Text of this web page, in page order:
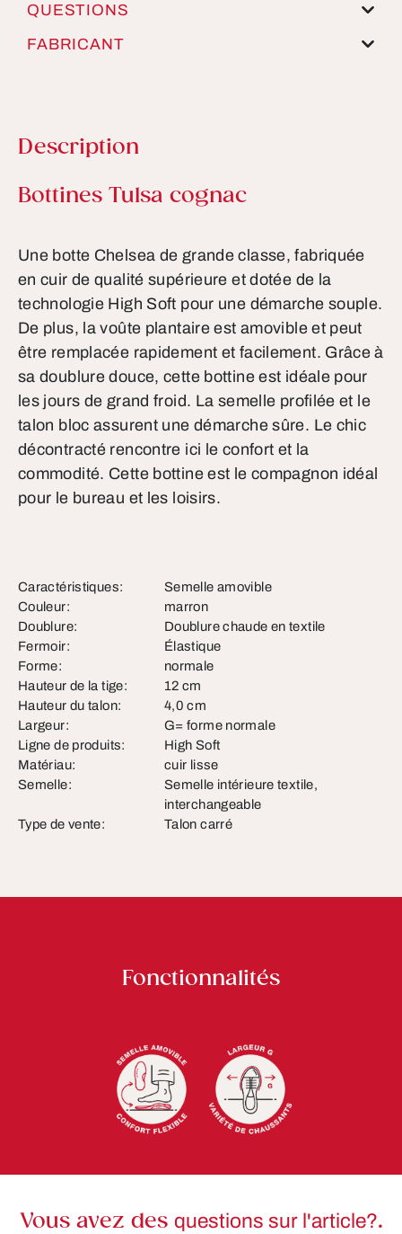
QUESTIONS
FABRICANT
Description
Informations sur le produit
Bottines Tulsa cognac
Une botte Chelsea de grande classe, fabriquée
en cuir de qualité supérieure et dotée de la
technologie High Soft pour une démarche souple.
De plus, la voûte plantaire est amovible et peut
être remplacée rapidement et facilement. Grâce à
sa doublure douce, cette bottine est idéale pour
les jours de grand froid. La semelle profilée et le
talon bloc assurent une démarche sûre. Le chic
décontracté rencontre ici le confort et la
commodité. Cette bottine est le compagnon idéal
pour le bureau et les loisirs.
Caractéristiques:
Semelle amovible
Couleur:
marron
Doublure:
Doublure chaude en textile
Fermoir:
Élastique
Forme:
normale
Hauteur de la tige:
12 cm
Hauteur du talon:
4,0 cm
Largeur:
G= forme normale
Ligne de produits:
High Soft
Matériau:
cuir lisse
Semelle:
Semelle intérieure textile,
interchangeable
Type de vente:
Talon carré
Fonctionnalités
Vous avez des questions sur l'article?.